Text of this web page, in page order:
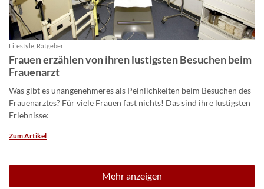
Lifestyle, Ratgeber
Frauen erzählen von ihren lustigsten Besuchen beim
Frauenarzt
Was gibt es unangenehmeres als Peinlichkeiten beim Besuchen des
Frauenarztes? Für viele Frauen fast nichts! Das sind ihre lustigsten
Erlebnisse:
Zum Artikel
Mehr anzeigen